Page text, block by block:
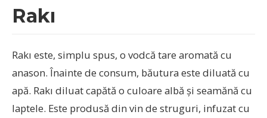
Rakı
Rakı este, simplu spus, o vodcă tare aromată cu
anason. Înainte de consum, băutura este diluată cu
apă. Rakı diluat capătă o culoare albă și seamănă cu
laptele. Este produsă din vin de struguri, infuzat cu